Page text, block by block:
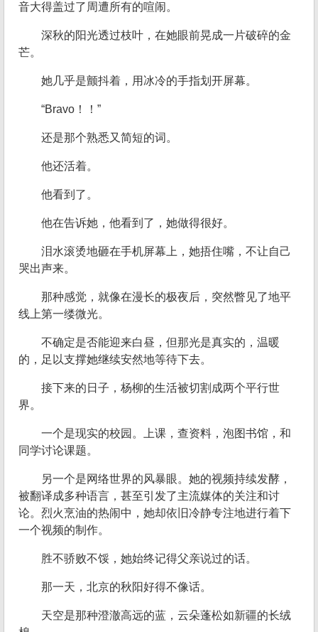
音大得盖过了周遭所有的喧闹。
深秋的阳光透过枝叶，在她眼前晃成一片破碎的金
芒。
她几乎是颤抖着，用冰冷的手指划开屏幕。
“Bravo！！”
还是那个熟悉又简短的词。
他还活着。
他看到了。
他在告诉她，他看到了，她做得很好。
泪水滚烫地砸在手机屏幕上，她捂住嘴，不让自己
哭出声来。
那种感觉，就像在漫长的极夜后，突然瞥见了地平
线上第一缕微光。
不确定是否能迎来白昼，但那光是真实的，温暖
的，足以支撑她继续安然地等待下去。
接下来的日子，杨柳的生活被切割成两个平行世
界。
一个是现实的校园。上课，查资料，泡图书馆，和
同学讨论课题。
另一个是网络世界的风暴眼。她的视频持续发酵，
被翻译成多种语言，甚至引发了主流媒体的关注和讨
论。烈火烹油的热闹中，她却依旧冷静专注地进行着下
一个视频的制作。
胜不骄败不馁，她始终记得父亲说过的话。
那一天，北京的秋阳好得不像话。
天空是那种澄澈高远的蓝，云朵蓬松如新疆的长绒